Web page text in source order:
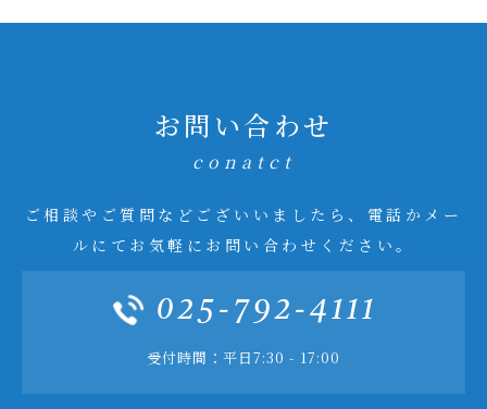
お問い合わせ
conatct
ご相談やご質問などございいましたら、電話かメー
ルにてお気軽にお問い合わせください。
025-792-4111
受付時間：平日7:30 - 17:00